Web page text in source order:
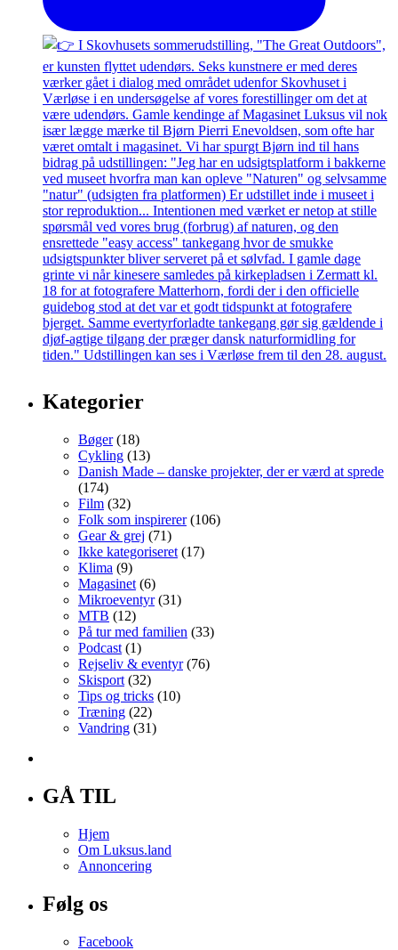
Kategorier
Bøger(18)
Cykling (13)
Danish Made – danske projekter, der er værd at sprede
(174)
Film (32)
Folk som inspirerer(106)
Gear & grej (71)
Ikke kategoriseret (17)
Klima (9)
Magasinet (6)
Mikroeventyr(31)
MTB (12)
På tur med familien (33)
Podcast (1)
Rejseliv & eventyr(76)
Skisport (32)
Tips og tricks (10)
Træning (22)
Vandring (31)
GÅ TIL
Hjem
Om Luksus.land
Annoncering
Følg os
Facebook